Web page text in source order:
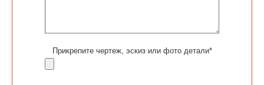
Прикрепите чертеж, эскиз или фото детали*